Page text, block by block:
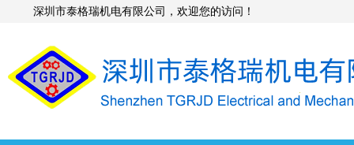
深圳市泰格瑞机电有限公司，欢迎您的访问！